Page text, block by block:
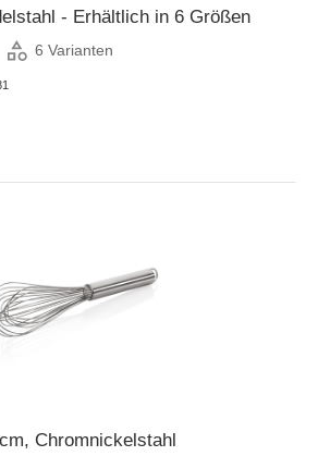
- Erhältlich in 6 Größen
6 Varianten
Chromnickelstahl